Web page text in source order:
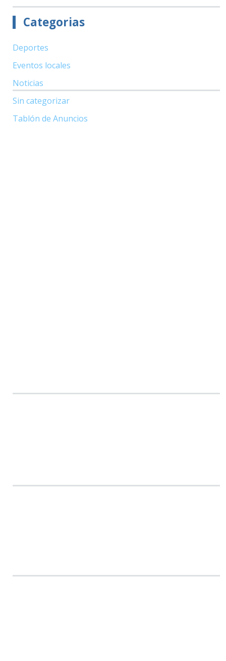
Categorias
Deportes
Eventos locales
Noticias
Sin categorizar
Tablón de Anuncios